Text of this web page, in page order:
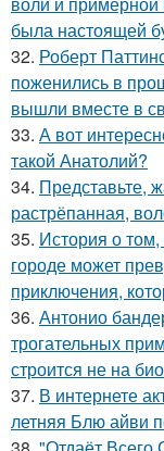
была настоящей
32. Роберт
поженились в
вышли вместе в
33. А вот
такой Анатолий?
34. Представьте,
растрёпанная,
35. История о
городе может
приключения,
36. Антонио
трогательных
строится не на
37. В интернете
летняя Блю айви